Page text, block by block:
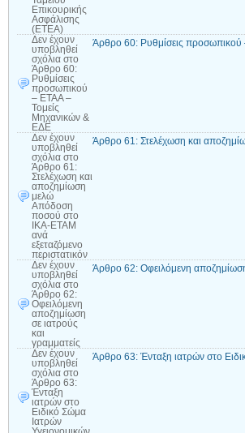
Επικουρικής
Ασφάλισης
(ΕΤΕΑ)
Δεν έχουν
υποβληθεί
σχόλια στο
Άρθρο 60:
Ρυθμίσεις
προσωπικού
– ΕΤΑΑ –
Τομείς
Μηχανικών &
ΕΔΕ
Άρθρο 60: Ρυθμίσεις
Δεν έχουν
υποβληθεί
σχόλια στο
Άρθρο 61:
Στελέχωση και
αποζημίωση
μελώ
Απόδοση
ποσού στο
ΙΚΑ-ΕΤΑΜ
ανά
εξεταζόμενο
περιστατικόν
Άρθρο 61: Στελέχωση και
Δεν έχουν
υποβληθεί
σχόλια στο
Άρθρο 62:
Οφειλόμενη
αποζημίωση
σε ιατρούς
και
γραμματείς
Άρθρο 62: Οφειλόμενη αποζημίωση
Δεν έχουν
υποβληθεί
σχόλια στο
Άρθρο 63:
Ένταξη
ιατρών στο
Ειδικό Σώμα
Ιατρών
Άρθρο 63: Ένταξη ιατρών στο